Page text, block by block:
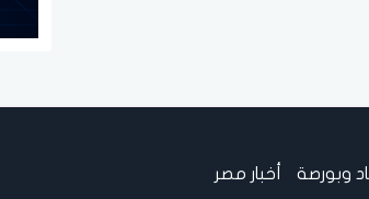
وبورصة أخبار مصر